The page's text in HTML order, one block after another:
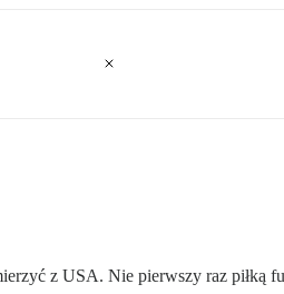
z USA. Nie pierwszy raz